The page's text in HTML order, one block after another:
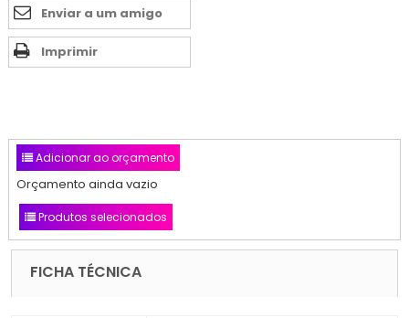
Enviar a um amigo
Imprimir
Adicionar ao orçamento
Orçamento ainda vazio
Produtos selecionados
FICHA TÉCNICA